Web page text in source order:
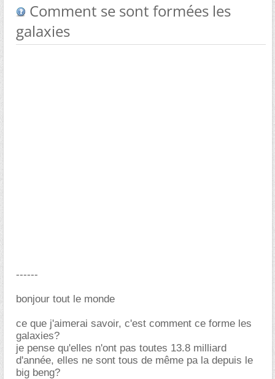
Comment se sont formées les
galaxies
------
bonjour tout le monde
ce que j'aimerai savoir, c'est comment ce forme les
galaxies?
je pense qu'elles n'ont pas toutes 13.8 milliard
d'année, elles ne sont tous de même pa la depuis le
big beng?